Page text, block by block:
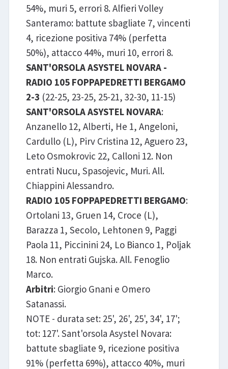
54%, muri 5, errori 8. Alfieri Volley
Santeramo: battute sbagliate 7, vincenti
4, ricezione positiva 74% (perfetta
50%), attacco 44%, muri 10, errori 8.
SANT'ORSOLA ASYSTEL NOVARA -
RADIO 105 FOPPAPEDRETTI BERGAMO
2-3 (22-25, 23-25, 25-21, 32-30, 11-15)
SANT'ORSOLA ASYSTEL NOVARA:
Anzanello 12, Alberti, He 1, Angeloni,
Cardullo (L), Pirv Cristina 12, Aguero 23,
Leto Osmokrovic 22, Calloni 12. Non
entrati Nucu, Spasojevic, Muri. All.
Chiappini Alessandro.
RADIO 105 FOPPAPEDRETTI BERGAMO:
Ortolani 13, Gruen 14, Croce (L),
Barazza 1, Secolo, Lehtonen 9, Paggi
Paola 11, Piccinini 24, Lo Bianco 1, Poljak
18. Non entrati Gujska. All. Fenoglio
Marco.
Arbitri: Giorgio Gnani e Omero
Satanassi.
NOTE - durata set: 25', 26', 25', 34', 17';
tot: 127'. Sant'orsola Asystel Novara:
battute sbagliate 9, ricezione positiva
91% (perfetta 69%), attacco 40%, muri